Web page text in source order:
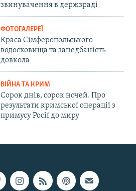
звинувачення в держзраді
ФОТОГАЛЕРЕЇ
Краса Сімферопольського
водосховища та занедбаність
довкола
ВІЙНА ТА КРИМ
Сорок днів, сорок ночей. Про
результати кримської операції з
примусу Росії до миру